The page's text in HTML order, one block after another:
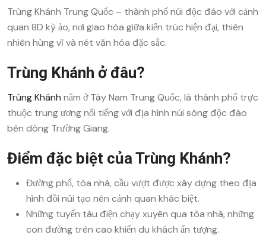
Trùng Khánh Trung Quốc – thành phố núi độc đáo với cảnh
quan 8D kỳ ảo, nơi giao hòa giữa kiến trúc hiện đại, thiên
nhiên hùng vĩ và nét văn hóa đặc sắc.
Trùng Khánh ở đâu?
Trùng Khánh nằm ở Tây Nam Trung Quốc, là thành phố trực
thuộc trung ương nổi tiếng với địa hình núi sông độc đáo
bên dòng Trường Giang.
Điểm đặc biệt của Trùng Khánh?
Đường phố, tòa nhà, cầu vượt được xây dựng theo địa
hình đồi núi tạo nên cảnh quan khác biệt.
Những tuyến tàu điện chạy xuyên qua tòa nhà, những
con đường trên cao khiến du khách ấn tượng.